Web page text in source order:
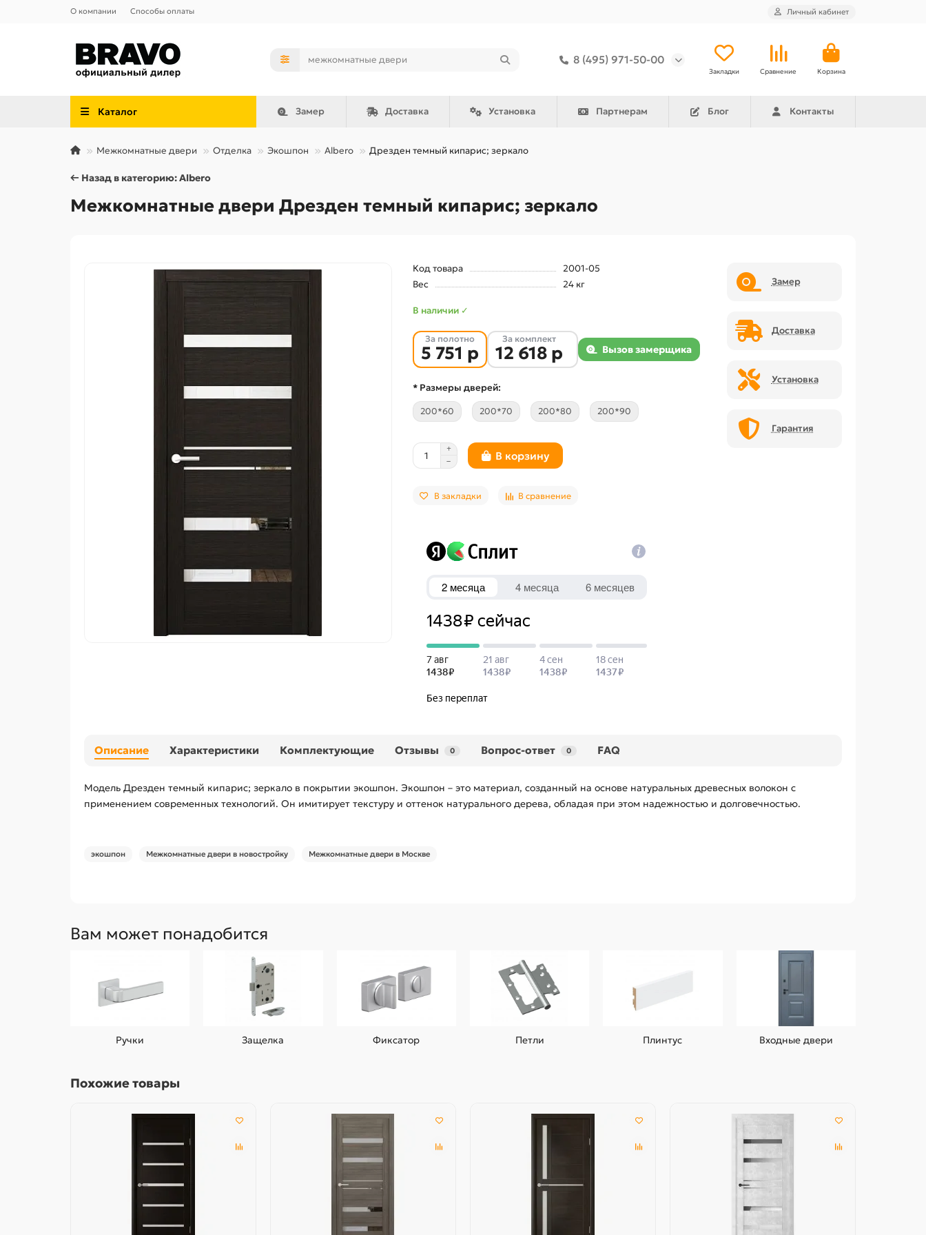
О компании Способы оплаты Личный кабинет
8 (495) 971-50-00
Закладки Сравнение Корзина
Каталог Замер Доставка Установка Партнерам Блог Контакты
Межкомнатные двери Отделка Экошпон Albero Дрезден темный кипарис; зеркало
← Назад в категорию: Albero
Межкомнатные двери Дрезден темный кипарис; зеркало
Код товара
2001-05
Вес
24 кг
В наличии ✓
За полотно
5 751 р
За комплект
12 618 р Вызов замерщика
* Размеры дверей:
200*60 200*70 200*80 200*90
В корзину
В закладки В сравнение
Замер
Доставка
Установка
Гарантия
Описание Характеристики Комплектующие Отзывы 0 Вопрос-ответ 0 FAQ
Модель Дрезден темный кипарис; зеркало в покрытии экошпон. Экошпон – это материал, созданный на основе натуральных древесных волокон с
применением современных технологий. Он имитирует текстуру и оттенок натурального дерева, обладая при этом надежностью и долговечностью.
экошпон Межкомнатные двери в новостройку Межкомнатные двери в Москве
Вам может понадобится
Ручки Защелка Фиксатор Петли Плинтус Входные двери
Похожие товары